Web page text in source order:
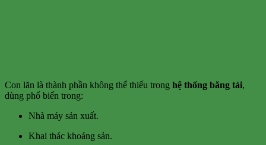
Con lăn là thành phần không thể thiếu trong hệ thống băng tải,
dùng phổ biến trong:
Nhà máy sản xuất.
Khai thác khoáng sản.